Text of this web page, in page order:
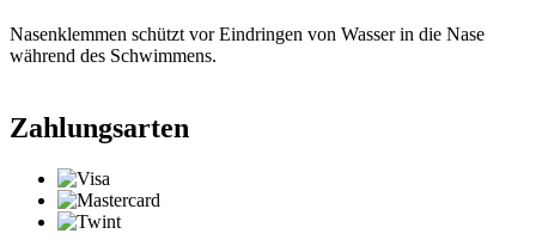
Nasenklemmen schützt vor Eindringen von Wasser in die Nase
während des Schwimmens.
Zahlungsarten